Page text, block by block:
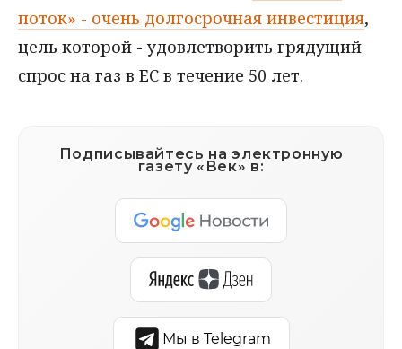
поток» - очень долгосрочная инвестиция,
цель которой - удовлетворить грядущий
спрос на газ в ЕС в течение 50 лет.
Подписывайтесь на электронную
газету «Век» в:
Мы в Telegram